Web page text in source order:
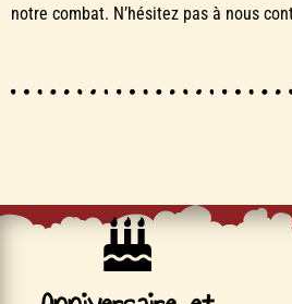
notre combat. N’hésitez pas à nous